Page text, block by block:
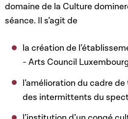
domaine de la Culture
séance. Il s’agit de
la création de
- Arts Council
l’amélioration du cadre
des intermittents du